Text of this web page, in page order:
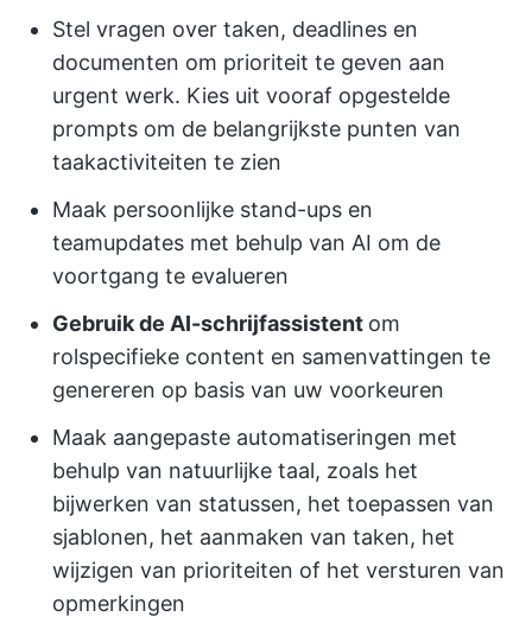
Stel vragen over taken, deadlines en
documenten om prioriteit te geven aan
urgent werk. Kies uit vooraf opgestelde
prompts om de belangrijkste punten van
taakactiviteiten te zien
Maak persoonlijke stand-ups en
teamupdates met behulp van AI om de
voortgang te evalueren
Gebruik de AI-schrijfassistent om
rolspecifieke content en samenvattingen te
genereren op basis van uw voorkeuren
Maak aangepaste automatiseringen met
behulp van natuurlijke taal, zoals het
bijwerken van statussen, het toepassen van
sjablonen, het aanmaken van taken, het
wijzigen van prioriteiten of het versturen van
opmerkingen